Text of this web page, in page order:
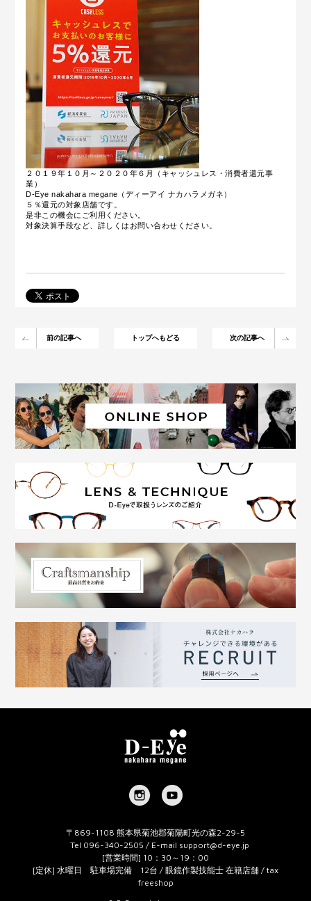
２０１９年１０月～２０２０年６月（キャッシュレス・消費者還元事
業）
D-Eye nakahara megane（ディーアイ ナカハラメガネ）
５％還元の対象店舗です。
是非この機会にご利用ください。
対象決算手段など、詳しくはお問い合わせください。
前の記事へ トップへもどる 次の記事へ
〒869-1108 熊本県菊池郡菊陽町光の森2-29-5
Tel 096-340-2505 / E-mail support@d-eye.jp
[営業時間] 10：30～19：00
[定休] 水曜日 駐車場完備 12台 / 眼鏡作製技能士 在籍店舗 / tax
freeshop